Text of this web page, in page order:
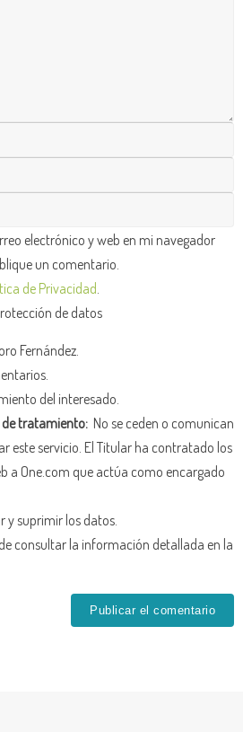
electrónico y web en mi navegador
un comentario.
de Privacidad
de datos
Fernández.
del interesado.
de tratamiento: No se ceden o comunican
este servicio. El Titular ha contratado los
a One.com que actúa como encargado
y suprimir los datos.
consultar la información detallada en la